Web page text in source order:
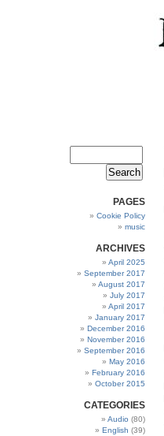
PAGES
Cookie Policy
music
ARCHIVES
April 2025
September 2017
August 2017
July 2017
April 2017
January 2017
December 2016
November 2016
September 2016
May 2016
February 2016
October 2015
CATEGORIES
Audio (80)
English (39)